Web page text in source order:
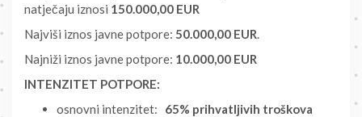
natječaju iznosi 150.000,00 EUR
Najviši iznos javne potpore: 50.000,00 EUR
Najniži iznos javne potpore: 10.000,00 EUR
INTENZITET POTPORE:
osnovni intenzitet: 65% prihvatljivih troškova